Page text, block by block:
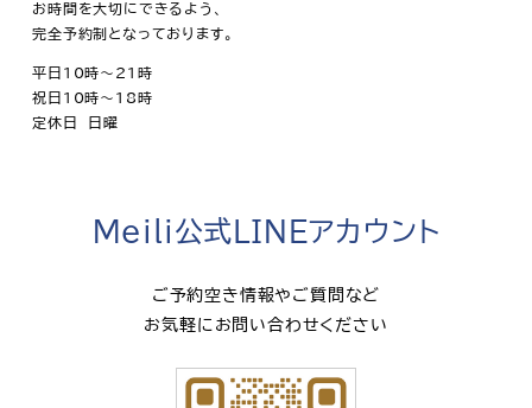
お時間を大切にできるよう、
完全予約制となっております。
平日10時～21時
祝日10時～18時
定休日 日曜
Meili公式LINEアカウント
ご予約空き情報やご質問など
お気軽にお問い合わせください